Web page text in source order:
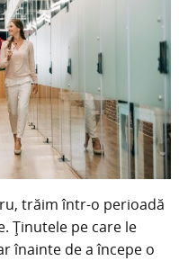
trăim într-o perioadă
Ținutele pe care le
înainte de a începe o